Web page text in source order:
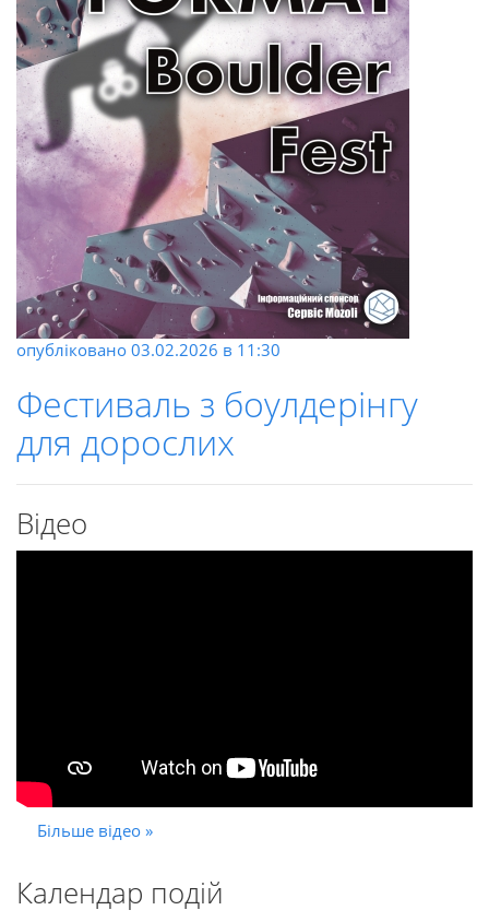
опубліковано 03.02.2026 в 11:30
Фестиваль з боулдерінгу
для дорослих
Відео
Більше відео »
Календар подій